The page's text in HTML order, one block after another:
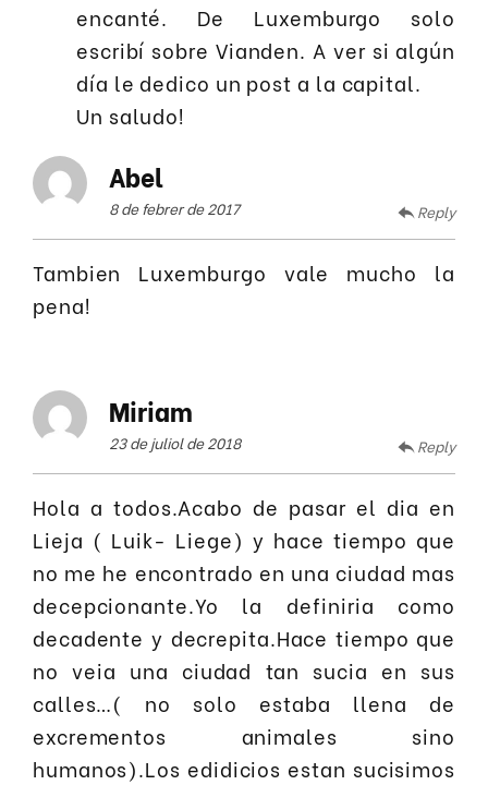
encanté. De Luxemburgo solo
escribí sobre Vianden. A ver si algún
día le dedico un post a la capital.
Un saludo!
Abel
8 de febrer de 2017 Reply
Tambien Luxemburgo vale mucho la
pena!
Miriam
23 de juliol de 2018 Reply
Hola a todos.Acabo de pasar el dia en
Lieja ( Luik- Liege) y hace tiempo que
no me he encontrado en una ciudad mas
decepcionante.Yo la definiria como
decadente y decrepita.Hace tiempo que
no veia una ciudad tan sucia en sus
calles…( no solo estaba llena de
excrementos animales sino
humanos).Los edidicios estan sucisimos